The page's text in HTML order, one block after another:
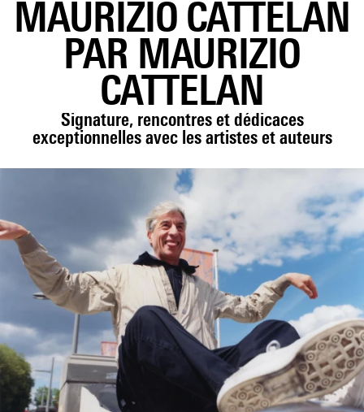
MAURIZIO CATTELAN
PAR MAURIZIO
CATTELAN
Signature, rencontres et dédicaces
exceptionnelles avec les artistes et auteurs